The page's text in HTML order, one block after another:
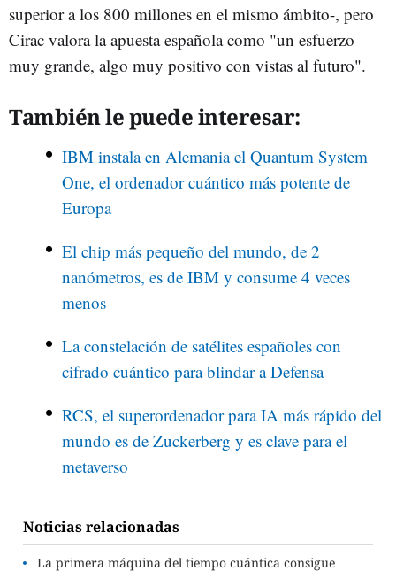
superior a los 800 millones en el mismo ámbito-, pero
Cirac valora la apuesta española como "un esfuerzo
muy grande, algo muy positivo con vistas al futuro".
También le puede interesar:
IBM instala en Alemania el Quantum System
One, el ordenador cuántico más potente de
Europa
El chip más pequeño del mundo, de 2
nanómetros, es de IBM y consume 4 veces
menos
La constelación de satélites españoles con
cifrado cuántico para blindar a Defensa
RCS, el superordenador para IA más rápido del
mundo es de Zuckerberg y es clave para el
metaverso
Noticias relacionadas
La primera máquina del tiempo cuántica consigue